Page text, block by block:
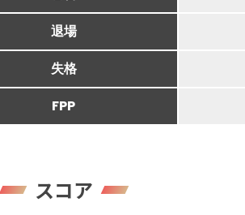
退場
失格
FPP
スコア